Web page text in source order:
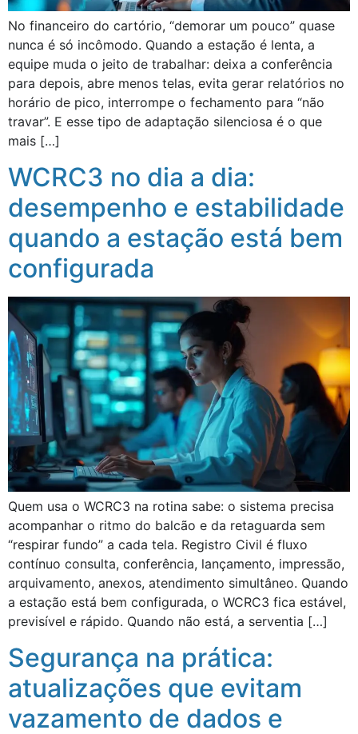
No financeiro do cartório, “demorar um pouco” quase
nunca é só incômodo. Quando a estação é lenta, a
equipe muda o jeito de trabalhar: deixa a conferência
para depois, abre menos telas, evita gerar relatórios no
horário de pico, interrompe o fechamento para “não
travar”. E esse tipo de adaptação silenciosa é o que
mais […]
WCRC3 no dia a dia:
desempenho e estabilidade
quando a estação está bem
configurada
Quem usa o WCRC3 na rotina sabe: o sistema precisa
acompanhar o ritmo do balcão e da retaguarda sem
“respirar fundo” a cada tela. Registro Civil é fluxo
contínuo consulta, conferência, lançamento, impressão,
arquivamento, anexos, atendimento simultâneo. Quando
a estação está bem configurada, o WCRC3 fica estável,
previsível e rápido. Quando não está, a serventia […]
Segurança na prática:
atualizações que evitam
vazamento de dados e